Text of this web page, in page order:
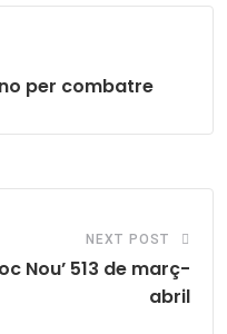
per combatre
NEXT POST
Nou’ 513 de març-
abril